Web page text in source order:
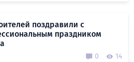
поздравили с
праздником
0 14